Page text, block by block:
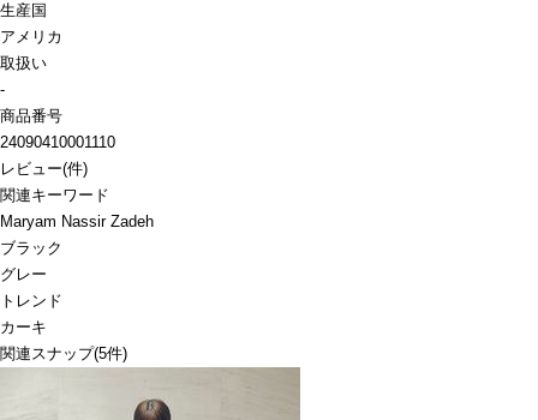
生産国
アメリカ
取扱い
-
商品番号
24090410001110
レビュー(件)
関連キーワード
Maryam Nassir Zadeh
ブラック
グレー
トレンド
カーキ
関連スナップ(5件)